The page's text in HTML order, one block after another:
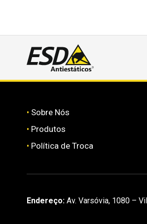
• Sobre Nós
• Produtos
• Política de Troca
Endereço:Av. Varsóvia, 1080 –